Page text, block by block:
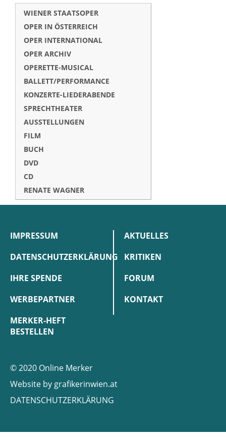
WIENER STAATSOPER
OPER IN ÖSTERREICH
OPER INTERNATIONAL
OPER ARCHIV
OPERETTE-MUSICAL
BALLETT/PERFORMANCE
KONZERTE-LIEDERABENDE
SPRECHTHEATER
AUSSTELLUNGEN
FILM
BUCH
DVD
CD
RENATE WAGNER
IMPRESSUM
DATENSCHUTZERKLÄRUNG
IHRE SPENDE
WERBEPARTNER
MERKER-HEFT
BESTELLEN
AKTUELLES
KRITIKEN
FORUM
KONTAKT
© 2020 Online Merker
Website by grafikerinwien.at
DATENSCHUTZERKLÄRUNG